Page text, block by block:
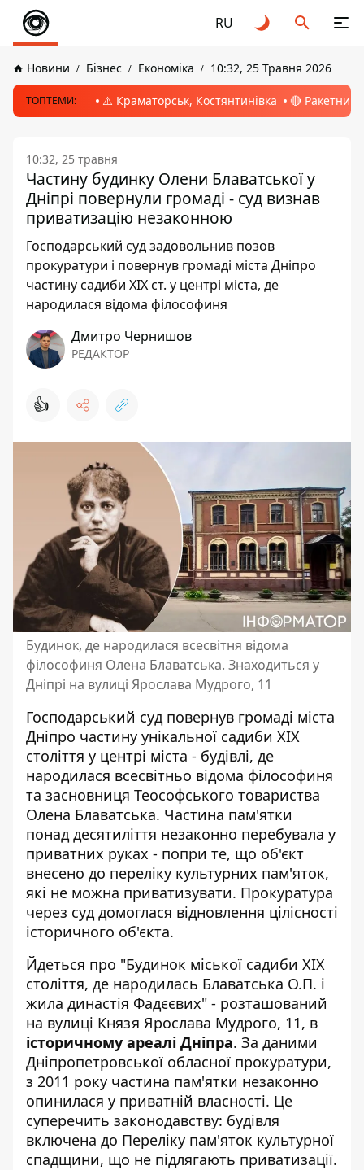
RU
Новини Бізнес Економіка 10:32, 25 Травня 2026
ТОПТЕМИ: ⚠️ Краматорськ, Костянтинівка 🔴 Ракетний
10:32, 25 травня
Частину будинку Олени Блаватської у
Дніпрі повернули громаді - суд визнав
приватизацію незаконною
Господарський суд задовольнив позов
прокуратури і повернув громаді міста Дніпро
частину садиби XIX ст. у центрі міста, де
народилася відома філософиня
Дмитро Чернишов
РЕДАКТОР
👍
Будинок, де народилася всесвітня відома
філософиня Олена Блаватська. Знаходиться у
Дніпрі на вулиці Ярослава Мудрого, 11
Господарський суд повернув громаді міста
Дніпро частину унікальної садиби XIX
століття у центрі міста - будівлі, де
народилася всесвітньо відома філософиня
та засновниця Теософського товариства
Олена Блаватська. Частина пам'ятки
понад десятиліття незаконно перебувала у
приватних руках - попри те, що об'єкт
внесено до переліку культурних пам'яток,
які не можна приватизувати. Прокуратура
через суд домоглася відновлення цілісності
історичного об'єкта.
Йдеться про "Будинок міської садиби XIX
століття, де народилась Блаватська О.П. і
жила династія Фадєєвих" - розташований
на вулиці Князя Ярослава Мудрого, 11, в
історичному ареалі Дніпра. За даними
Дніпропетровської обласної прокуратури,
з 2011 року частина пам'ятки незаконно
опинилася у приватній власності. Це
суперечить законодавству: будівля
включена до Переліку пам'яток культурної
спадщини, що не підлягають приватизації.